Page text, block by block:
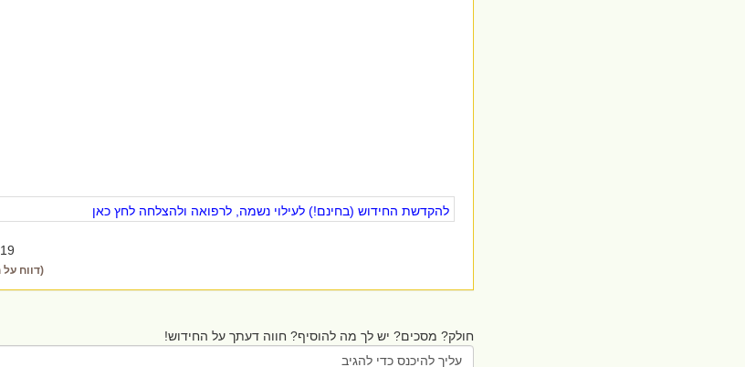
להקדשת החידוש (בחינם!) לעילוי נשמה, לרפואה ולהצלחה לחץ כאן
619
(דווח על
חולק? מסכים? יש לך מה להוסיף? חווה דעתך על החידוש!